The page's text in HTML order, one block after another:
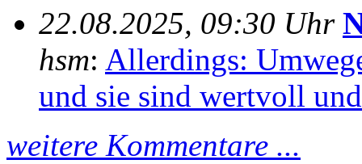
22.08.2025, 09:30 Uhr
hsm: Allerdings:
und sie sind wertvoll
weitere Kommentare ...